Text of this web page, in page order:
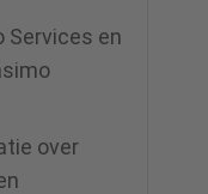
Services en
over